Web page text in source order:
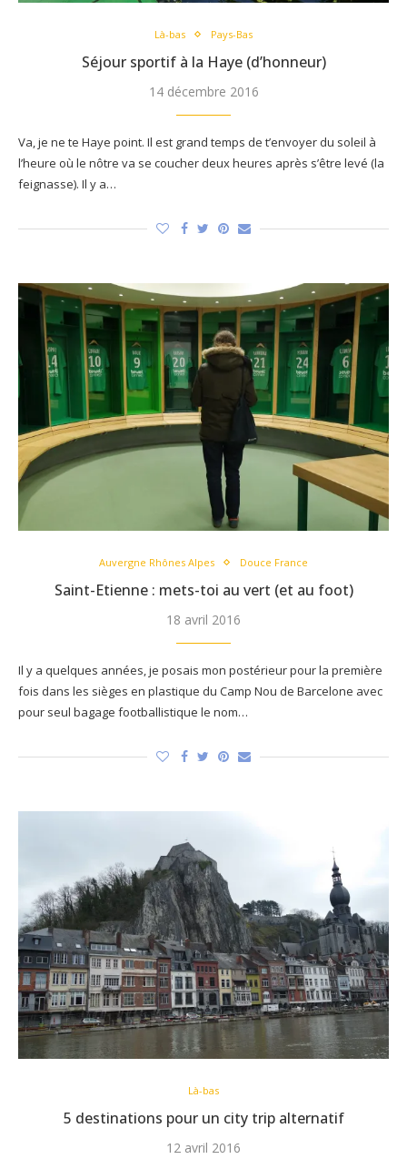
Là-bas Pays-Bas
Séjour sportif à la Haye (d’honneur)
14 décembre 2016
Va, je ne te Haye point. Il est grand temps de t’envoyer du soleil à
l’heure où le nôtre va se coucher deux heures après s’être levé (la
feignasse). Il y a…
Auvergne Rhônes Alpes Douce France
Saint-Etienne : mets-toi au vert (et au foot)
18 avril 2016
Il y a quelques années, je posais mon postérieur pour la première
fois dans les sièges en plastique du Camp Nou de Barcelone avec
pour seul bagage footballistique le nom…
Là-bas
5 destinations pour un city trip alternatif
12 avril 2016